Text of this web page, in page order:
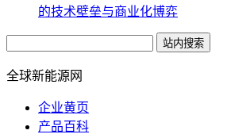
的技术壁垒与商业化博弈
全球新能源网
企业黄页
产品百科